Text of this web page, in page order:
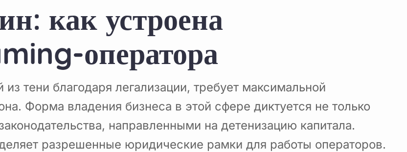
как устроена
оператора
тени благодаря легализации, требует максимальной
Форма владения бизнеса в этой сфере диктуется не только
направленными на детенизацию капитала.
разрешенные юридические рамки для работы операторов.